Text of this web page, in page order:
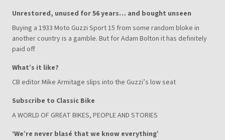
Unrestored, unused for 56 years… and bought unseen
Buying a 1933 Moto Guzzi Sport 15 from some random bloke in
another country is a gamble. But for Adam Bolton it has definitely
paid off
What’s it like?
CB editor Mike Armitage slips into the Guzzi’s low seat
Subscribe to Classic Bike
A WORLD OF GREAT BIKES, PEOPLE AND STORIES
‘We’re never blasé that we know everything’